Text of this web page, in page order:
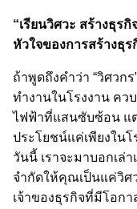
“เรียนวิศวะ สร้างธุร
หัวใจของการสร้างธุร
ถ้าพูดถึงคำว่า “วิศวก
ทำงานในโรงงาน คว
ไฟฟ้าที่แสนซับซ้อน แ
ประโยชน์แค่เพียงใน
วันนี้ เราจะมาบอกเล่
จำกัดให้คุณเป็นแค่วิศ
เจ้าของธุรกิจที่มีโอก